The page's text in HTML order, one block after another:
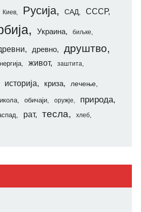
Киев Русија САД СССР
Украина биљке
древно друштво
живот заштита
историја криза лечење
обичаји оружје природа
рат тесла хлеб